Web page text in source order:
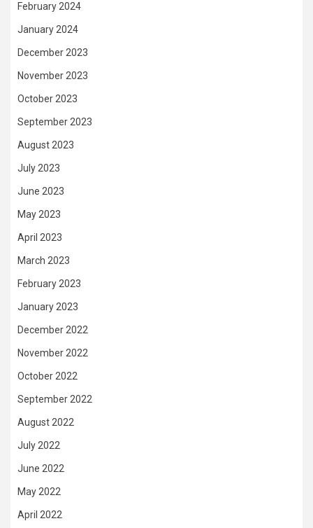
February 2024
January 2024
December 2023
November 2023
October 2023
September 2023
August 2023
July 2023
June 2023
May 2023
April 2023
March 2023
February 2023
January 2023
December 2022
November 2022
October 2022
September 2022
August 2022
July 2022
June 2022
May 2022
April 2022